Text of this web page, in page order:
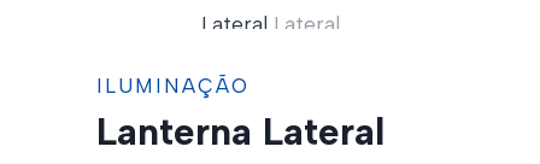
ILUMINAÇÃO
Lanterna Lateral